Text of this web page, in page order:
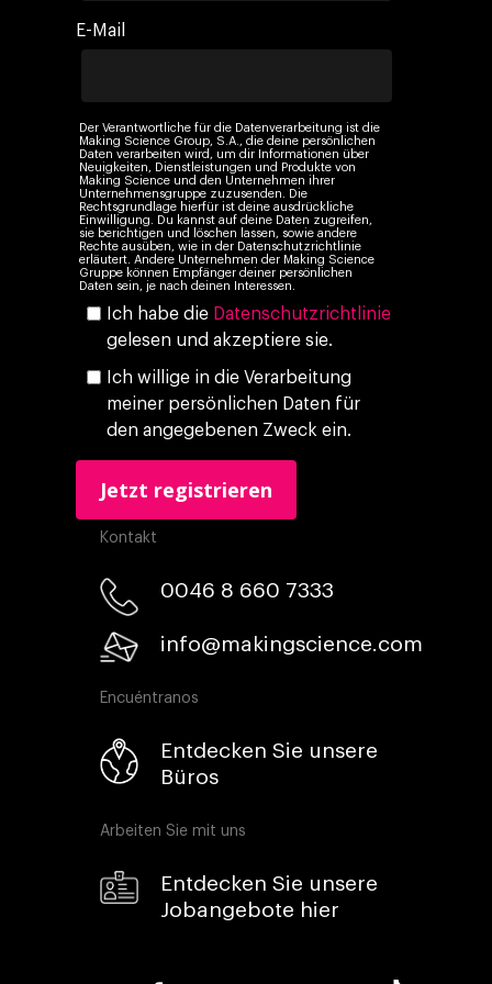
E-Mail
Der Verantwortliche für die Datenverarbeitung ist die
Making Science Group, S.A., die deine persönlichen
Daten verarbeiten wird, um dir Informationen über
Neuigkeiten, Dienstleistungen und Produkte von
Making Science und den Unternehmen ihrer
Unternehmensgruppe zuzusenden. Die
Rechtsgrundlage hierfür ist deine ausdrückliche
Einwilligung. Du kannst auf deine Daten zugreifen,
sie berichtigen und löschen lassen, sowie andere
Rechte ausüben, wie in der Datenschutzrichtlinie
erläutert. Andere Unternehmen der Making Science
Gruppe können Empfänger deiner persönlichen
Daten sein, je nach deinen Interessen.
Ich habe die Datenschutzrichtlinie
gelesen und akzeptiere sie.
Ich willige in die Verarbeitung
meiner persönlichen Daten für
den angegebenen Zweck ein.
Kontakt
0046 8 660 7333​
info@makingscience.com
Encuéntranos
Entdecken Sie unsere
Büros
Arbeiten Sie mit uns
Entdecken Sie unsere
Jobangebote hier
Eigen Medien
KI, Daten &
Marketing
Ebooks & Reports